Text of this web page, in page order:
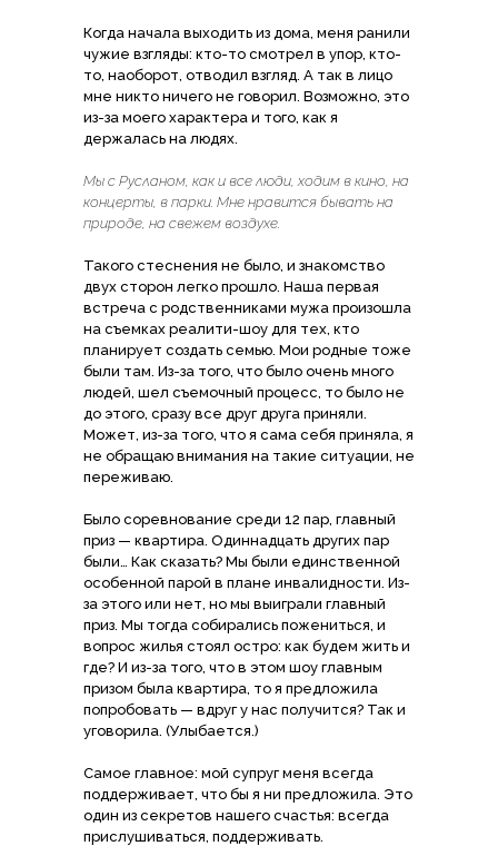
Когда начала выходить из дома, меня ранили
чужие взгляды: кто-то смотрел в упор, кто-
то, наоборот, отводил взгляд. А так в лицо
мне никто ничего не говорил. Возможно, это
из-за моего характера и того, как я
держалась на людях.
Мы с Русланом, как и все люди, ходим в кино, на
концерты, в парки. Мне нравится бывать на
природе, на свежем воздухе.
Такого стеснения не было, и знакомство
двух сторон легко прошло. Наша первая
встреча с родственниками мужа произошла
на съемках реалити-шоу для тех, кто
планирует создать семью. Мои родные тоже
были там. Из-за того, что было очень много
людей, шел съемочный процесс, то было не
до этого, сразу все друг друга приняли.
Может, из-за того, что я сама себя приняла, я
не обращаю внимания на такие ситуации, не
переживаю.
Было соревнование среди 12 пар, главный
приз — квартира. Одиннадцать других пар
были… Как сказать? Мы были единственной
особенной парой в плане инвалидности. Из-
за этого или нет, но мы выиграли главный
приз. Мы тогда собирались пожениться, и
вопрос жилья стоял остро: как будем жить и
где? И из-за того, что в этом шоу главным
призом была квартира, то я предложила
попробовать — вдруг у нас получится? Так и
уговорила. (Улыбается.)
Самое главное: мой супруг меня всегда
поддерживает, что бы я ни предложила. Это
один из секретов нашего счастья: всегда
прислушиваться, поддерживать.